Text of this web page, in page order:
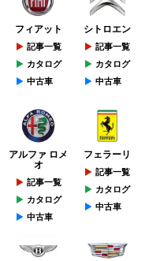
フィアット
記事一覧
カタログ
中古車
シトロエン
記事一覧
カタログ
中古車
アルファ ロメ
オ
記事一覧
カタログ
中古車
フェラーリ
記事一覧
カタログ
中古車